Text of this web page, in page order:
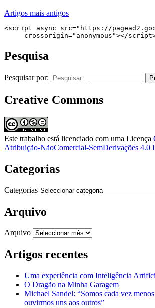
Artigos mais antigos
<script async src="https://
crossorigin="anonymous"></
Pesquisa
Pesquisar por:
Creative Commons
Este trabalho está licenciado com uma Licença
Atribuição-NãoComercial-SemDerivações 4.0
Categorias
Categorias
Arquivo
Arquivo
Artigos recentes
Uma experiência com Inteligência
O Dragão na Minha Garagem
Michael Sandel: “Somos cada vez
ouvirmos uns aos outros”